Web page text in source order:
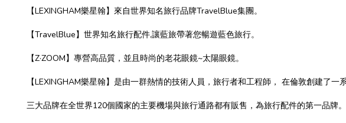
【LEXINGHAM樂星翰】來自世界知名旅行品牌TravelBlue集團。
【TravelBlue】世界知名旅行配件,讓藍旅帶著您暢遊藍色旅行。
【Z·ZOOM】專營高品質，並且時尚的老花眼鏡~太陽眼鏡。
【LEXINGHAM樂星翰】是由一群熱情的技術人員，旅行者和工程師， 在倫敦創建了一
三大品牌在全世界120個國家的主要機場與旅行通路都有販售，為旅行配件的第一品牌。